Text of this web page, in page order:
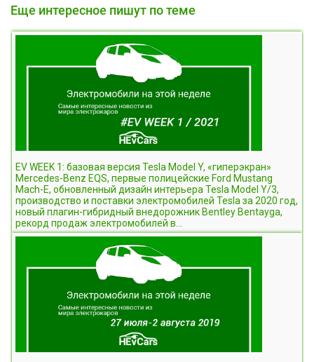
Еще интересное пишут по теме
EV WEEK 1: базовая версия Tesla Model Y, «гиперэкран»
Mercedes-Benz EQS, первые полицейские Ford Mustang
Mach-E, обновленный дизайн интерьера Tesla Model Y/3,
производство и поставки электромобилей Tesla за 2020 год,
новый плагин-гибридный внедорожник Bentley Bentayga,
рекорд продаж электромобилей в...